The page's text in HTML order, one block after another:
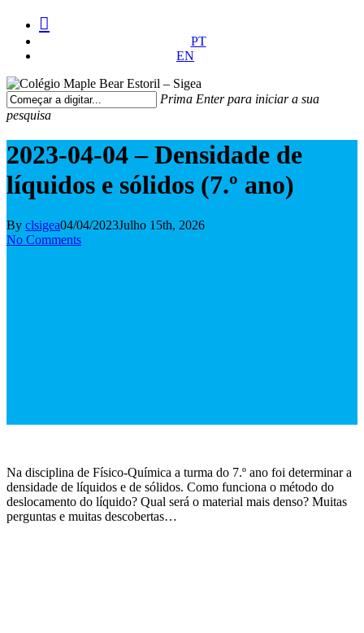
facebook
instagram
medium
PT
EN
Prima Enter para iniciar a sua
pesquisa
Pesquisa
2023-04-04 – Densidade de
líquidos e sólidos (7.º ano)
By clsigea04/04/2023Julho 15th, 2026
No Comments
Na disciplina de Físico-Química a turma do 7.º ano foi determinar a
densidade de líquidos e de sólidos. Como funciona o método do
deslocamento do líquido? Qual será o material mais denso? Muitas
perguntas e muitas descobertas…